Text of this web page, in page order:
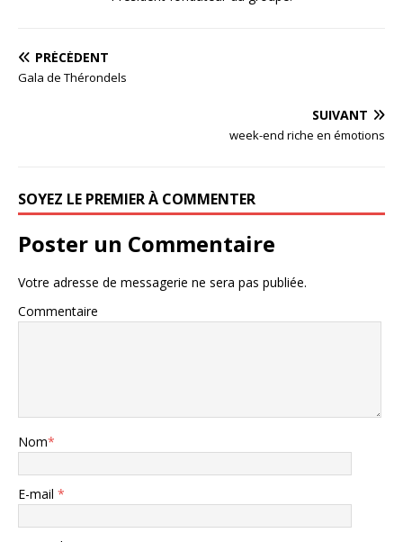
PRÉCÉDENT
Gala de Thérondels
SUIVANT
week-end riche en émotions
SOYEZ LE PREMIER À COMMENTER
Poster un Commentaire
Votre adresse de messagerie ne sera pas publiée.
Commentaire
Nom*
E-mail *